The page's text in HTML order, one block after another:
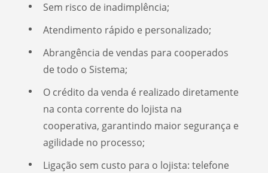
Sem risco de inadimplência;
Atendimento rápido e personalizado;
Abrangência de vendas para cooperados
de todo o Sistema;
O crédito da venda é realizado diretamente
na conta corrente do lojista na
cooperativa, garantindo maior segurança e
agilidade no processo;
Ligação sem custo para o lojista: telefone